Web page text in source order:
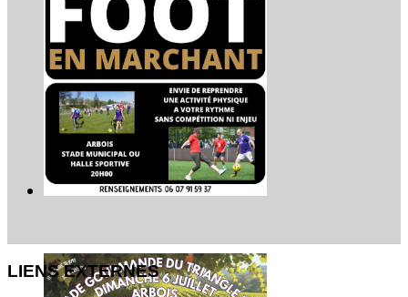
LIENS EXTERNES